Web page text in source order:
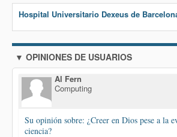
Hospital Universitario Dexeus de
▼ OPINIONES DE USUARIOS
Al Fern
Computing
Su opinión sobre: ¿Creer en Dios pese a la
ciencia?